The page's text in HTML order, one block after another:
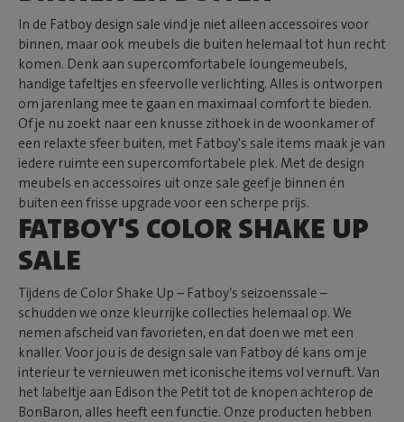
In de Fatboy design sale vind je niet alleen accessoires voor
binnen, maar ook meubels die buiten helemaal tot hun recht
komen. Denk aan supercomfortabele loungemeubels,
handige tafeltjes en sfeervolle verlichting. Alles is ontworpen
om jarenlang mee te gaan en maximaal comfort te bieden.
Of je nu zoekt naar een knusse zithoek in de woonkamer of
een relaxte sfeer buiten, met Fatboy's sale items maak je van
iedere ruimte een supercomfortabele plek. Met de design
meubels en accessoires uit onze sale geef je binnen én
buiten een frisse upgrade voor een scherpe prijs.
FATBOY'S COLOR SHAKE UP
SALE
Tijdens de Color Shake Up – Fatboy’s seizoenssale –
schudden we onze kleurrijke collecties helemaal op. We
nemen afscheid van favorieten, en dat doen we met een
knaller. Voor jou is de design sale van Fatboy dé kans om je
interieur te vernieuwen met iconische items vol vernuft. Van
het labeltje aan Edison the Petit tot de knopen achterop de
BonBaron, alles heeft een functie. Onze producten hebben